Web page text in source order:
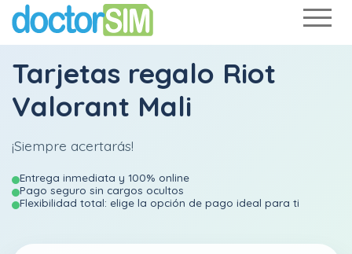
Tarjetas regalo Riot
Valorant Mali
¡Siempre acertarás!
Entrega inmediata y 100% online
Pago seguro sin cargos ocultos
Flexibilidad total: elige la opción de pago ideal para ti